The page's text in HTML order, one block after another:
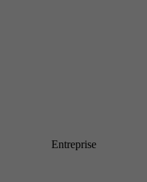
Entreprise